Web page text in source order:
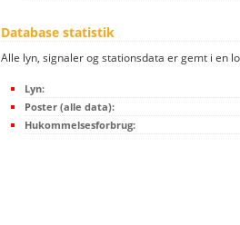
Database statistik
Alle lyn, signaler og stationsdata er gemt i en
Lyn:
Poster (alle data):
Hukommelsesforbrug: